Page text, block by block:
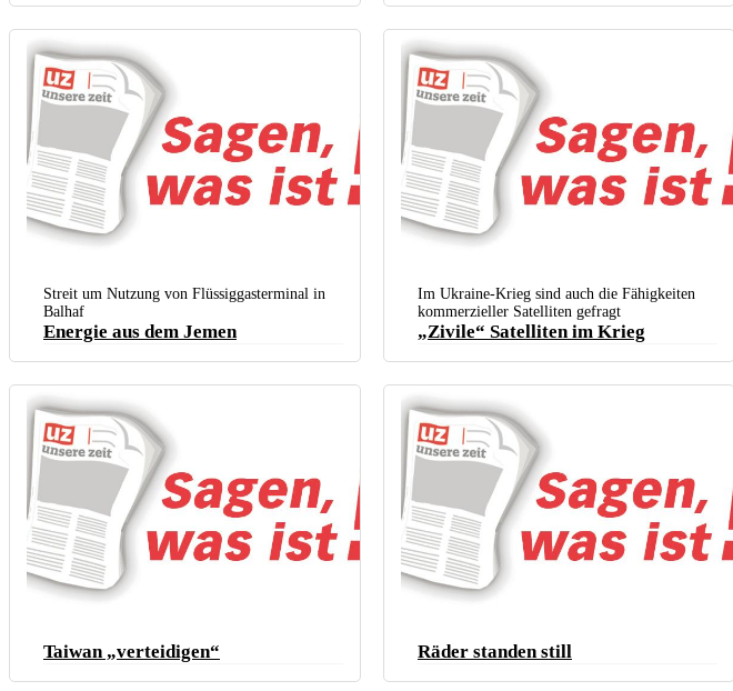
Streit um Nutzung von Flüssiggasterminal in
Balhaf
Energie aus dem Jemen
Im Ukraine-Krieg sind auch die Fähigkeiten
kommerzieller Satelliten gefragt
„Zivile“ Satelliten im Krieg
Taiwan „verteidigen“ Räder standen still